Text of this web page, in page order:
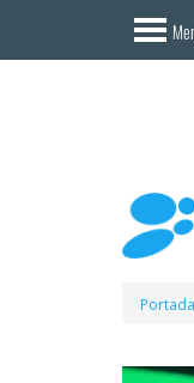
sesión /
Portada